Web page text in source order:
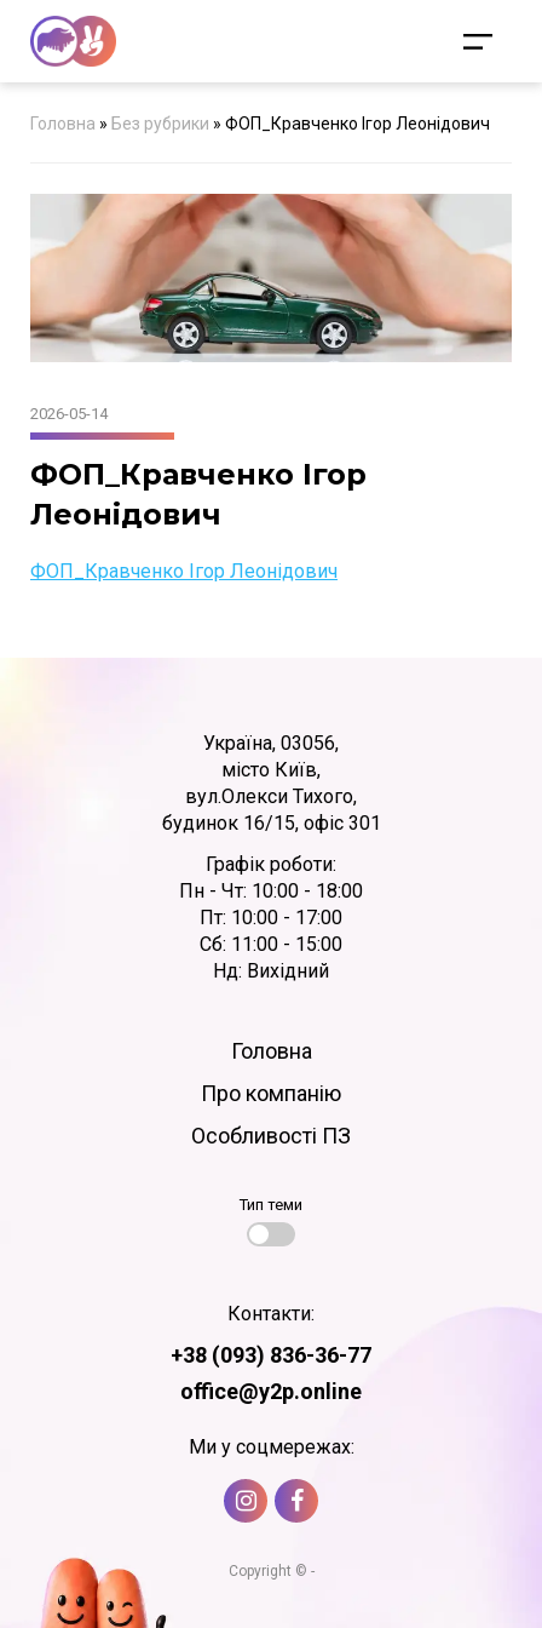
Головна » Без рубрики » ФОП_Кравченко Ігор Леонідович
2026-05-14
ФОП_Кравченко Ігор
Леонідович
ФОП_Кравченко Ігор Леонідович
Україна, 03056,
місто Київ,
вул.Олекси Тихого,
будинок 16/15, офіс 301
Графік роботи:
Пн - Чт: 10:00 - 18:00
Пт: 10:00 - 17:00
Сб: 11:00 - 15:00
Нд: Вихідний
Головна
Про компанію
Особливості ПЗ
Тип теми
Контакти:
+38 (093) 836-36-77
office@y2p.online
Ми у соцмережах:
Copyright © -